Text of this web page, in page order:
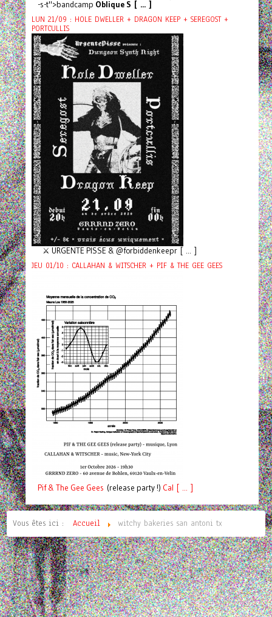
-s-t">bandcamp Oblique S [ ... ]
LUN 21/09 : HOLE DWELLER + DRAGON KEEP + SEREGOST +
PORTCULLIS
⚔️ URGENTE PISSE & @forbiddenkeepr [ ... ]
JEU 01/10 : CALLAHAN & WITSCHER + PIF & THE GEE GEES
Pif& The Gee Gees (release party !) Cal [ ... ]
Vous êtes ici : Accueil witchy bakeries san antoni tx